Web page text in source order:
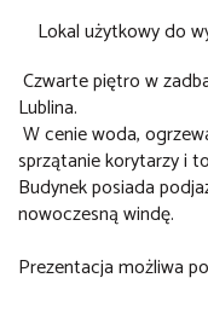
Lokal użytkowy do
Czwarte piętro w
Lublina.
W cenie woda,
sprzątanie korytarzy i
Budynek posiada
nowoczesną windę.
Prezentacja możliwa